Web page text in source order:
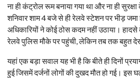
ना ही कंट्रोल रूम बनाया गया था और ना ही सुरक्षा
शनिवार शाम 4 बजे से ही रेलवे स्टेशन पर भीड़
अधिकारियों ने कोई ठोस कदम नहीं उठाया।
रेलवे पुलिस मौके पर पहुंची, लेकिन तब तक बहुत देर
यहां एक बड़ा सवाल यह भी है कि बीते ही दिनों
हुई जिसमें दर्जनों लोगों की दुखद मौत हो गई। इस